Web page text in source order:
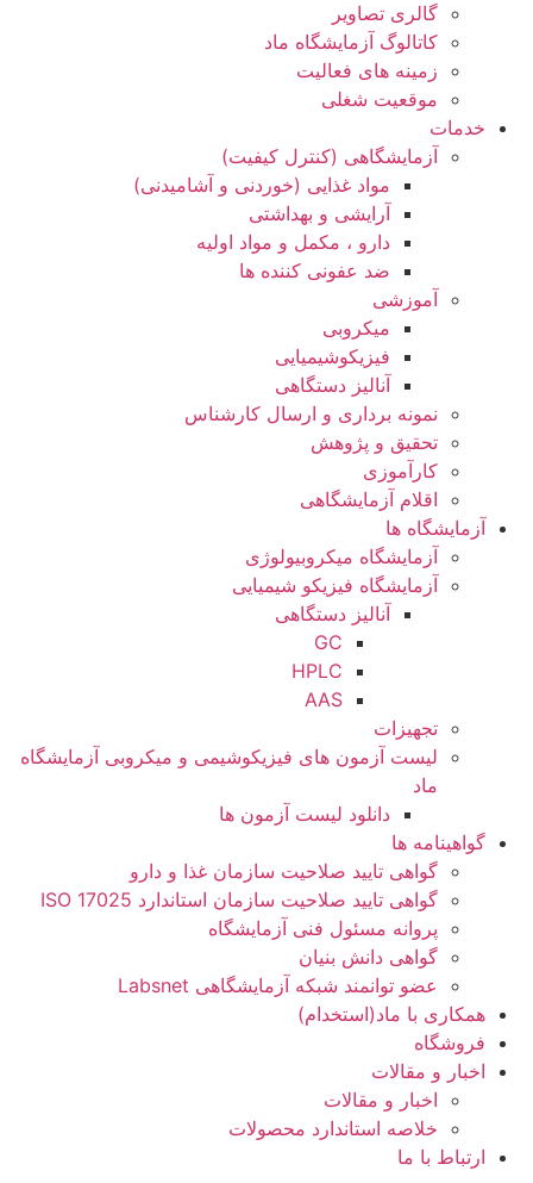
گالری تصاویر
کاتالوگ آزمایشگاه ماد
زمینه های فعالیت
موقعیت شغلی
خدمات
آزمایشگاهی (کنترل کیفیت)
مواد غذایی (خوردنی و آشامیدنی)
آرایشی و بهداشتی
دارو ، مکمل و مواد اولیه
ضد عفونی کننده ها
آموزشی
میکروبی
فیزیکوشیمیایی
آنالیز دستگاهی
نمونه برداری و ارسال کارشناس
تحقیق و پژوهش
کارآموزی
اقلام آزمایشگاهی
آزمایشگاه ها
آزمایشگاه میکروبیولوژی
آزمایشگاه فیزیکو شیمیایی
آنالیز دستگاهی
GC
HPLC
AAS
تجهیزات
لیست آزمون های فیزیکوشیمی و میکروبی آزمایشگاه
ماد
دانلود لیست آزمون ها
گواهینامه ها
گواهی تایید صلاحیت سازمان غذا و دارو
گواهی تایید صلاحیت سازمان استاندارد ISO 17025
پروانه مسئول فنی آزمایشگاه
گواهی دانش بنیان
عضو توانمند شبکه آزمایشگاهی Labsnet
همکاری با ماد(استخدام)
فروشگاه
اخبار و مقالات
اخبار و مقالات
خلاصه استاندارد محصولات
ارتباط با ما